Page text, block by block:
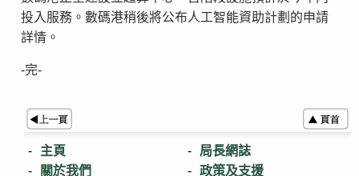
投入服務。數碼港稍後將公布人工智能資助計劃的申請
詳情。
-完-
主頁
關於我們
局長網誌
政策及支援